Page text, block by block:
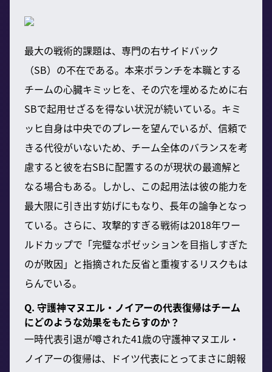
最大の戦術的課題は、専門の右サイドバック
（SB）の不在である。本来ボランチを本職とする
チームの心臓キミッヒを、その穴を埋めるために右
SBで起用せざるを得ない状況が続いている。キミ
ッヒ自身は中央でのプレーを望んでいるが、信頼で
きる代役がいないため、チーム全体のバランスを考
慮すると彼を右SBに配置するのが現状の最適解と
なる場合もある。しかし、この起用法は彼の能力を
最大限に引き出す妨げにもなり、長年の論争となっ
ている。さらに、攻撃的すぎる戦術は2018年ワー
ルドカップで「完璧なポゼッションを目指しすぎた
のが敗因」と指摘された反省と重複するリスクもは
らんでいる。
Q. 守護神マヌエル・ノイアーの代表復帰はチーム
にどのような効果をもたらすのか？
一時代表引退が噂された41歳の守護神マヌエル・
ノイアーの復帰は、ドイツ代表にとってまさに朗報